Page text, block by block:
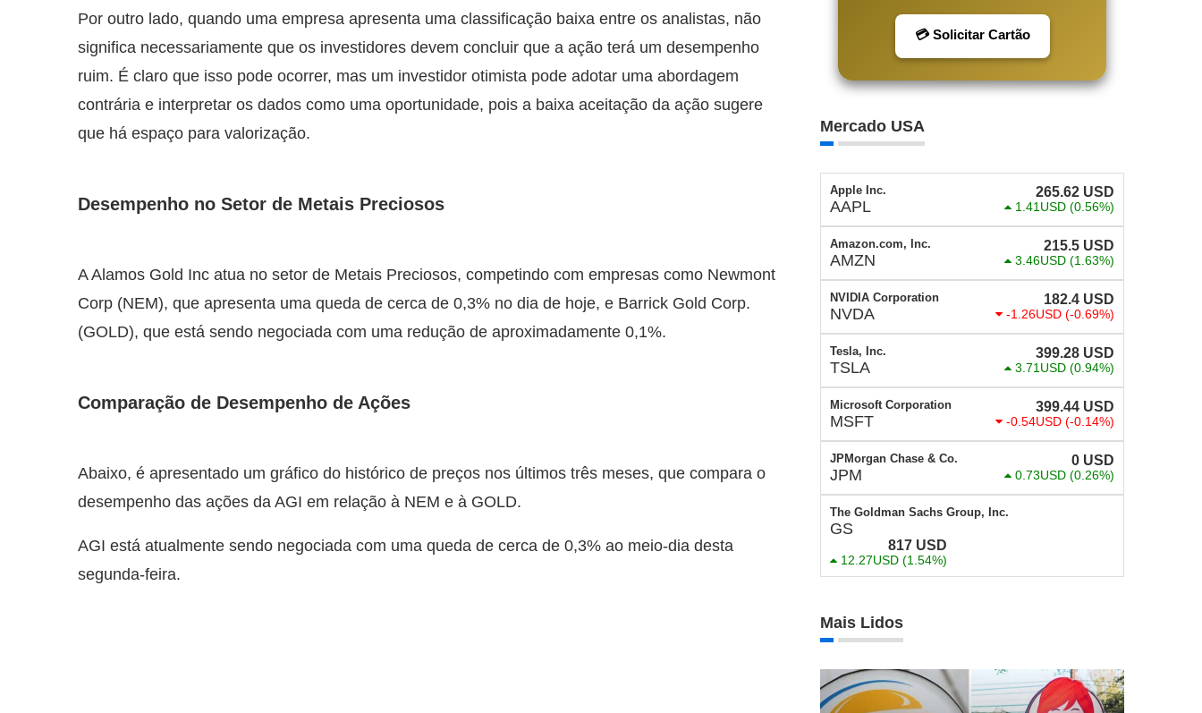
Por outro lado, quando uma empresa apresenta uma classificação baixa entre os analistas, não
significa necessariamente que os investidores devem concluir que a ação terá um desempenho
ruim. É claro que isso pode ocorrer, mas um investidor otimista pode adotar uma abordagem
contrária e interpretar os dados como uma oportunidade, pois a baixa aceitação da ação sugere
que há espaço para valorização.
Desempenho no Setor de Metais Preciosos
A Alamos Gold Inc atua no setor de Metais Preciosos, competindo com empresas como Newmont
Corp (NEM), que apresenta uma queda de cerca de 0,3% no dia de hoje, e Barrick Gold Corp.
(GOLD), que está sendo negociada com uma redução de aproximadamente 0,1%.
Comparação de Desempenho de Ações
Abaixo, é apresentado um gráfico do histórico de preços nos últimos três meses, que compara o
desempenho das ações da AGI em relação à NEM e à GOLD.
AGI está atualmente sendo negociada com uma queda de cerca de 0,3% ao meio-dia desta
segunda-feira.
💳 Solicitar Cartão
Mercado USA
Apple Inc.
AAPL
265.62 USD
1.41USD (0.56%)
Amazon.com, Inc.
AMZN
215.5 USD
3.46USD (1.63%)
NVIDIA Corporation
NVDA
182.4 USD
-1.26USD (-0.69%)
Tesla, Inc.
TSLA
399.28 USD
3.71USD (0.94%)
Microsoft Corporation
MSFT
399.44 USD
-0.54USD (-0.14%)
JPMorgan Chase & Co.
JPM
0 USD
0.73USD (0.26%)
The Goldman Sachs Group, Inc.
GS
817 USD
12.27USD (1.54%)
Mais Lidos